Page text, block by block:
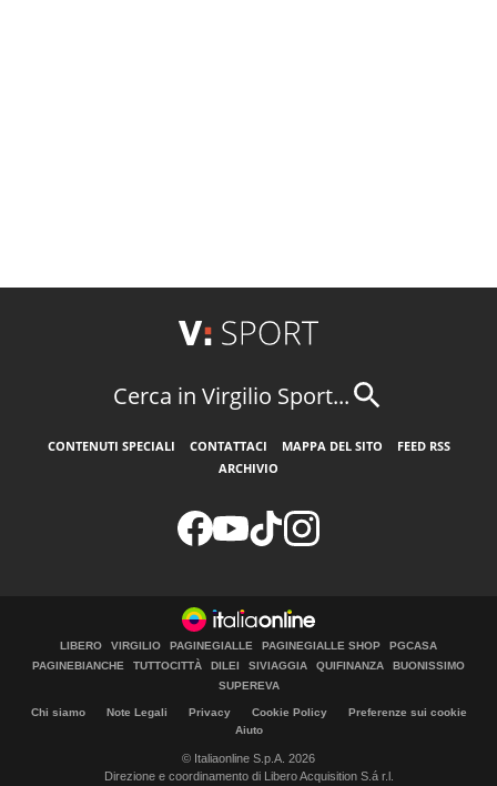
Cerca in Virgilio Sport...
CONTENUTI SPECIALI CONTATTACI MAPPA DEL SITO
FEED RSS
ARCHIVIO
LIBERO VIRGILIO PAGINEGIALLE PAGINEGIALLE SHOP
PGCASA
PAGINEBIANCHE
TUTTOCITTÀ DILEI SIVIAGGIA QUIFINANZA
BUONISSIMO
SUPEREVA
Chi siamo Note Legali Privacy Cookie Policy
Preferenze sui cookie
Aiuto
© Italiaonline S.p.A. 2026
Direzione e coordinamento di Libero Acquisition S.á r.l.